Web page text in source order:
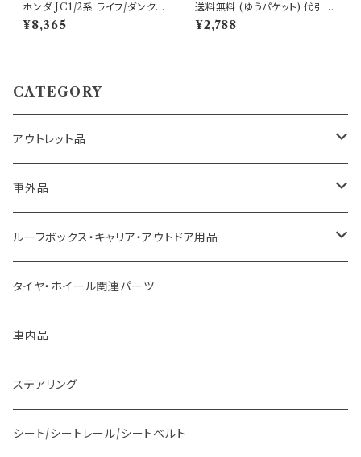
ホンダ JC1/2系 ライフ/ダンク
用ボス OH-281 アウトレット品
送料無料(沖縄・離島除く)代引
¥8,365
送料無料 (ゆうパケット) 代引不
可 ロイヤルホイールスペーサー
ホンダ用7ミリ【H647】
¥2,788
CATEGORY
アウトレット品
トヨタ車用 ボス
ニッサン車用 ボス
ホンダ車用 ボス
マツダ車用 ボス
ミツビシ車用 ボス
スバル車用 ボス
車外品
LED、HID、ハロゲン、ポジション
ルーフボックス・キャリア・アウトドア用品
その他
ステー
バー
フック
タイヤ・ホイール関連パーツ
車内品
ステアリング
シート/シートレール/シートベルト